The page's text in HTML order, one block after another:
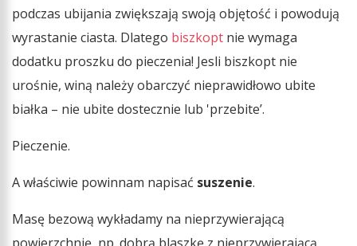
podczas ubijania zwiększają swoją objętość i powodują
wyrastanie ciasta. Dlatego biszkopt nie wymaga
dodatku proszku do pieczenia! Jesli biszkopt nie
urośnie, winą należy obarczyć nieprawidłowo ubite
białka – nie ubite dostecznie lub 'przebite’.
Pieczenie.
A właściwie powinnam napisać suszenie.
Masę bezową wykładamy na nieprzywierającą